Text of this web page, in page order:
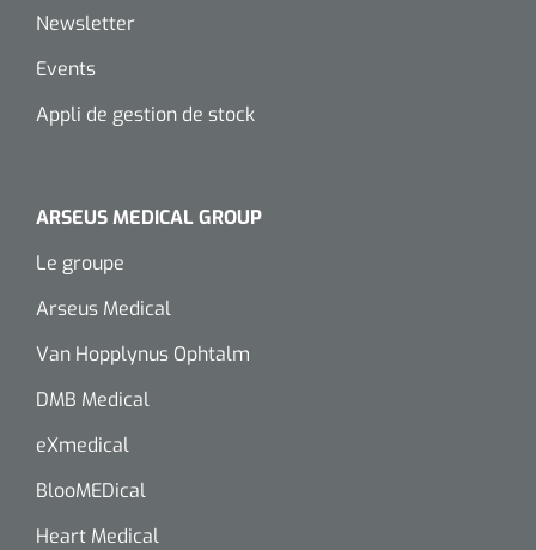
Ouates
Agraffes de fixation
Newsletter
Events
Appli de gestion de stock
ARSEUS MEDICAL GROUP
Le groupe
Arseus Medical
Van Hopplynus Ophtalm
DMB Medical
eXmedical
BlooMEDical
Heart Medical